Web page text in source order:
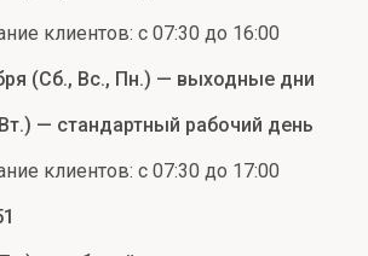
клиентов: с 07:30 до 16:00
(Сб., Вс., Пн.) — выходные дни
— стандартный рабочий день
клиентов: с 07:30 до 17:00